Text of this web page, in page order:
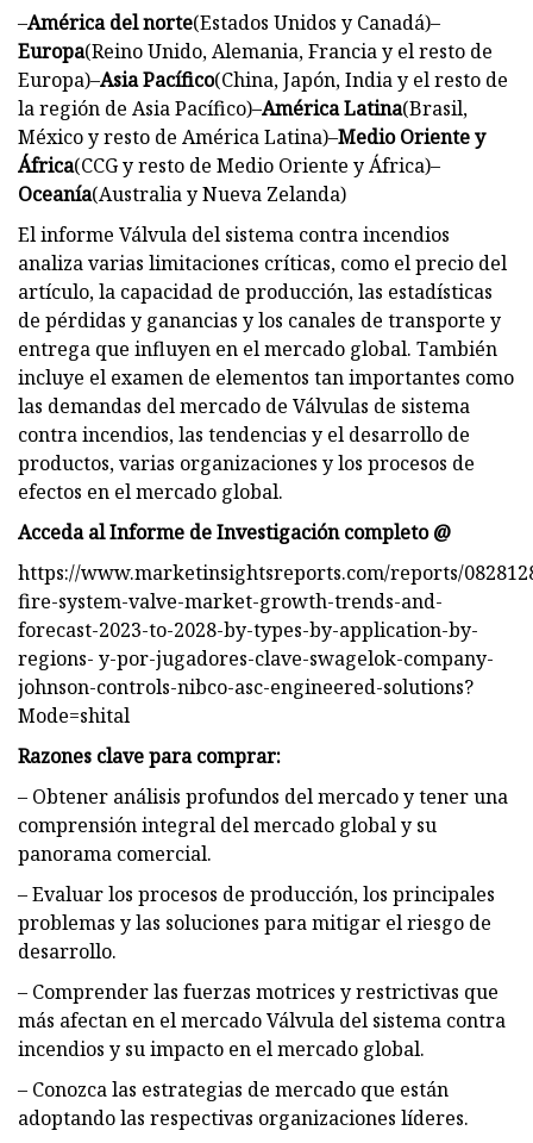
–América del norte(Estados Unidos y Canadá)–
Europa(Reino Unido, Alemania, Francia y el resto de
Europa)–Asia Pacífico(China, Japón, India y el resto de
la región de Asia Pacífico)–América Latina(Brasil,
México y resto de América Latina)–Medio Oriente y
África(CCG y resto de Medio Oriente y África)–
Oceanía(Australia y Nueva Zelanda)
El informe Válvula del sistema contra incendios
analiza varias limitaciones críticas, como el precio del
artículo, la capacidad de producción, las estadísticas
de pérdidas y ganancias y los canales de transporte y
entrega que influyen en el mercado global. También
incluye el examen de elementos tan importantes como
las demandas del mercado de Válvulas de sistema
contra incendios, las tendencias y el desarrollo de
productos, varias organizaciones y los procesos de
efectos en el mercado global.
Acceda al Informe de Investigación completo @
https://www.marketinsightsreports.com/reports/
fire-system-valve-market-growth-trends-and-
forecast-2023-to-2028-by-types-by-application-by-
regions- y-por-jugadores-clave-swagelok-company-
johnson-controls-nibco-asc-engineered-solutions?
Mode=shital
Razones clave para comprar:
– Obtener análisis profundos del mercado y tener una
comprensión integral del mercado global y su
panorama comercial.
– Evaluar los procesos de producción, los principales
problemas y las soluciones para mitigar el riesgo de
desarrollo.
– Comprender las fuerzas motrices y restrictivas que
más afectan en el mercado Válvula del sistema contra
incendios y su impacto en el mercado global.
– Conozca las estrategias de mercado que están
adoptando las respectivas organizaciones líderes.